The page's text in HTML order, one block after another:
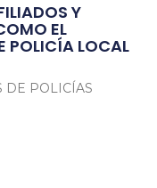
Y
EL
POLICÍA LOCAL
DE POLICÍAS